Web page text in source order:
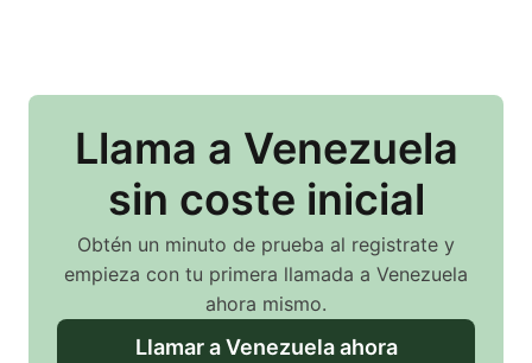
Llama a Venezuela
sin coste inicial
Obtén un minuto de prueba al registrate y
empieza con tu primera llamada a Venezuela
ahora mismo.
Llamara Venezuelaahora